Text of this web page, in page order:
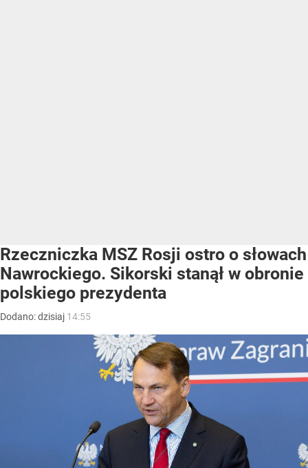
Rzeczniczka MSZ Rosji ostro o słowach
Nawrockiego. Sikorski stanął w obronie
polskiego prezydenta
Dodano:dzisiaj 14:55